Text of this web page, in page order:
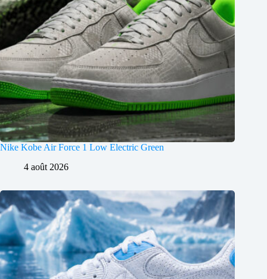
Nike Kobe Air Force 1 Low Electric Green
4 août 2026